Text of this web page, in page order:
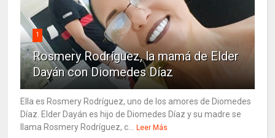
1
Rosmery Rodríguez, la mamá de Elder
Dayán con Diomedes Díaz
Ella es Rosmery Rodríguez, uno de los amores de Diomedes
Díaz. Elder Dayán es hijo de Diomedes Díaz y su madre se
llama Rosmery Rodríguez, c...
Leer Más